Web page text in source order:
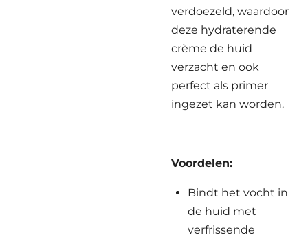
verdoezeld, waardoor
deze hydraterende
crème de huid
verzacht en ook
perfect als primer
ingezet kan worden.
Voordelen:
Bindt het vocht in
de huid met
verfrissende